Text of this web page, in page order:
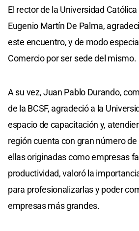
El rector de la Universidad
Eugenio Martín De Palma,
este encuentro, y de modo
Comercio por ser sede del mismo.
A su vez, Juan Pablo Durando,
de la BCSF, agradeció a la
espacio de capacitación y,
región cuenta con gran número
ellas originadas como empresas
productividad, valoró la
para profesionalizarlas y poder
empresas más grandes.